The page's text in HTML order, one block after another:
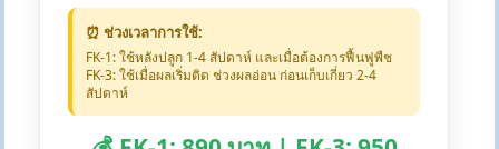
⏰ ช่วงเวลาการใช้:
FK-1: ใช้หลังปลูก 1-4 สัปดาห์ และเมื่อต้องการฟื้นฟูพืช
FK-3: ใช้เมื่อผลเริ่มติด ช่วงผลอ่อน ก่อนเก็บเกี่ยว 2-4
สัปดาห์